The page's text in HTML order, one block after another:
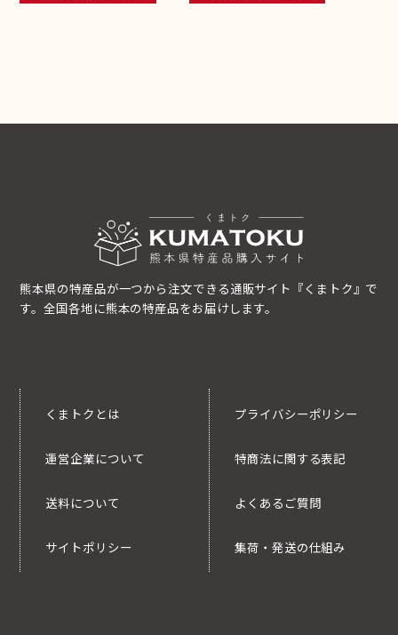
熊本県の特産品が一つから注文できる通販サイト『くまトク』で
す。全国各地に熊本の特産品をお届けします。
くまトクとは
運営企業について
送料について
サイトポリシー
プライバシーポリシー
特商法に関する表記
よくあるご質問
集荷・発送の仕組み